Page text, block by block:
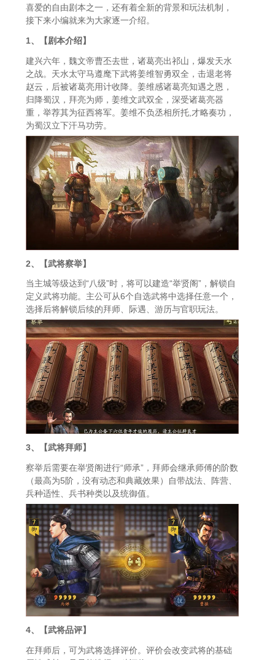
喜爱的自由剧本之一，还有着全新的背景和玩法机制，
接下来小编就来为大家逐一介绍。
1、【剧本介绍】
建兴六年，魏文帝曹丕去世，诸葛亮出祁山，爆发天水
之战。天水太守马遵麾下武将姜维智勇双全，击退老将
赵云，后被诸葛亮用计收降。姜维感诸葛亮知遇之恩，
归降蜀汉，拜亮为师，姜维文武双全，深受诸葛亮器
重，举荐其为征西将军。姜维不负丞相所托,才略奏功，
为蜀汉立下汗马功劳。
2、【武将察举】
当主城等级达到“八级”时，将可以建造“举贤阁”，解锁自
定义武将功能。主公可从6个自选武将中选择任意一个，
选择后将解锁后续的拜师、际遇、游历与官职玩法。
3、【武将拜师】
察举后需要在举贤阁进行“师承”，拜师会继承师傅的阶数
（最高为5阶，没有动态和典藏效果）自带战法、阵营、
兵种适性、兵书种类以及统御值。
4、【武将品评】
在拜师后，可为武将选择评价。评价会改变武将的基础